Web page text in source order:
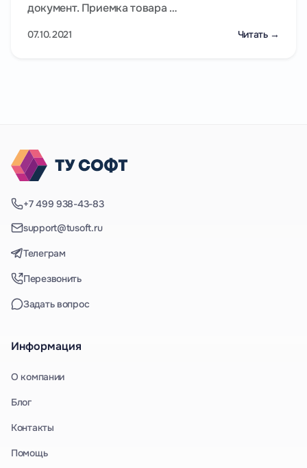
документ. Приемка товара …
07.10.2021 Читать →
+7 499 938-43-83
support@tusoft.ru
Телеграм
Перезвонить
Задать вопрос
Информация
О компании
Блог
Контакты
Помощь